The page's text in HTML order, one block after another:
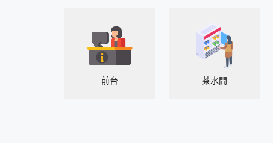
前台 茶水間